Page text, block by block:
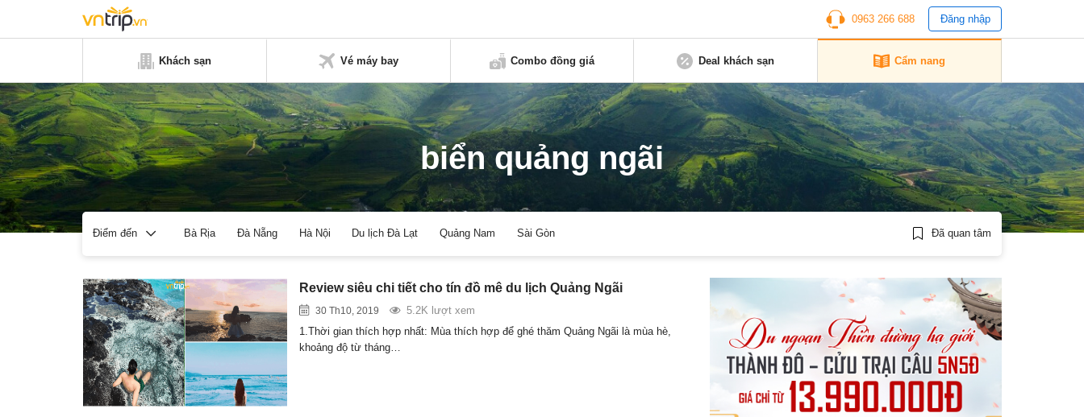
0963 266 688 Đăng nhập
Khách sạn Vé máy bay Combo đồng giá Deal khách sạn Cẩm nang
biển quảng ngãi
Điểm đến Bà Rịa Đà Nẵng Hà Nội Du lịch Đà Lạt Quảng Nam Sài Gòn Đã quan tâm
Review siêu chi tiết cho tín đồ mê du lịch Quảng Ngãi
30 Th10, 2019
5.2K lượt xem
1.Thời gian thích hợp nhất: Mùa thích hợp để ghé thăm Quảng Ngãi là mùa hè,
khoảng độ từ tháng…